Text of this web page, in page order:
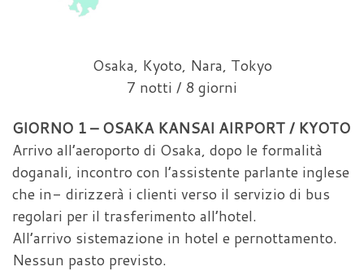
Osaka, Kyoto, Nara, Tokyo
7 notti / 8 giorni
GIORNO 1 – OSAKA KANSAI AIRPORT / KYOTO
Arrivo all’aeroporto di Osaka, dopo le formalità
doganali, incontro con l’assistente parlante inglese
che in- dirizzerà i clienti verso il servizio di bus
regolari per il trasferimento all’hotel.
All’arrivo sistemazione in hotel e pernottamento.
Nessun pasto previsto.